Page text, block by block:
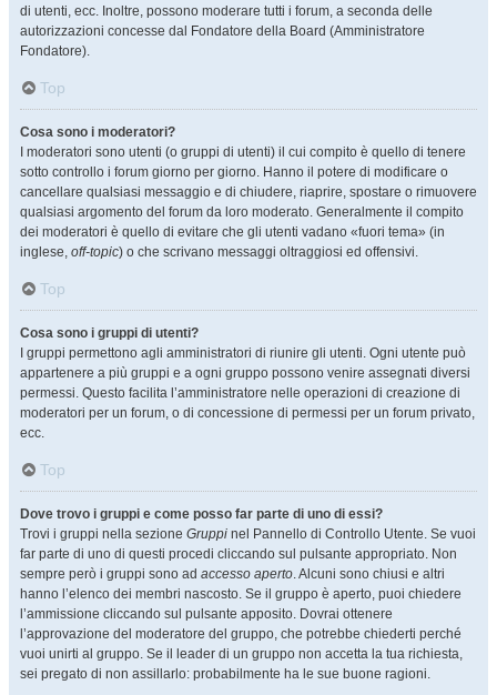
di utenti, ecc. Inoltre, possono moderare tutti i forum, a seconda delle
autorizzazioni concesse dal Fondatore della Board (Amministratore
Fondatore).
Top
Cosa sono i moderatori?
I moderatori sono utenti (o gruppi di utenti) il cui compito è quello di tenere
sotto controllo i forum giorno per giorno. Hanno il potere di modificare o
cancellare qualsiasi messaggio e di chiudere, riaprire, spostare o rimuovere
qualsiasi argomento del forum da loro moderato. Generalmente il compito
dei moderatori è quello di evitare che gli utenti vadano «fuori tema» (in
inglese, off-topic) o che scrivano messaggi oltraggiosi ed offensivi.
Top
Cosa sono i gruppi di utenti?
I gruppi permettono agli amministratori di riunire gli utenti. Ogni utente può
appartenere a più gruppi e a ogni gruppo possono venire assegnati diversi
permessi. Questo facilita l’amministratore nelle operazioni di creazione di
moderatori per un forum, o di concessione di permessi per un forum privato,
ecc.
Top
Dove trovo i gruppi e come posso far parte di uno di essi?
Trovi i gruppi nella sezione Gruppi nel Pannello di Controllo Utente. Se vuoi
far parte di uno di questi procedi cliccando sul pulsante appropriato. Non
sempre però i gruppi sono ad accesso aperto. Alcuni sono chiusi e altri
hanno l’elenco dei membri nascosto. Se il gruppo è aperto, puoi chiedere
l’ammissione cliccando sul pulsante apposito. Dovrai ottenere
l’approvazione del moderatore del gruppo, che potrebbe chiederti perché
vuoi unirti al gruppo. Se il leader di un gruppo non accetta la tua richiesta,
sei pregato di non assillarlo: probabilmente ha le sue buone ragioni.